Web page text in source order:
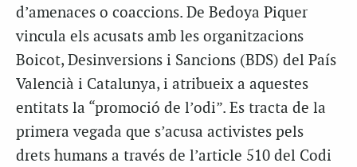
d’amenaces o coaccions. De Bedoya Piquer
vincula els acusats amb les organitzacions
Boicot, Desinversions i Sancions (BDS) del País
Valencià i Catalunya, i atribueix a aquestes
entitats la “promoció de l’odi”. Es tracta de la
primera vegada que s’acusa activistes pels
drets humans a través de l’article 510 del Codi